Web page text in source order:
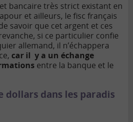
bancaire très strict existant en
et ailleurs, le fisc français
savoir que cet argent et ces
si ce particulier confie
allemand, il n’échappera
car il y a un échange
entre la banque et le
dollars dans les paradis